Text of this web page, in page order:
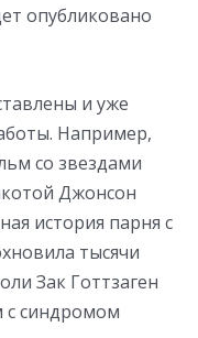
опубликовано
и уже
Например,
со звездами
Джонсон
история парня с
тысячи
Зак Готтзаген
с синдромом